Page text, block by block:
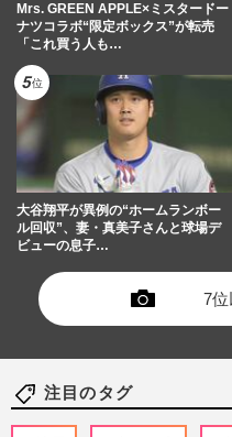
Mrs. GREEN APPLE×ミスタードー
ナツコラボ“限定ボックス”が転売
「これ買う人も…
大谷翔平が異例の“ホームランボー
ル回収”、妻・真美子さんと球場デ
ビューの息子…
7位
注目のタグ